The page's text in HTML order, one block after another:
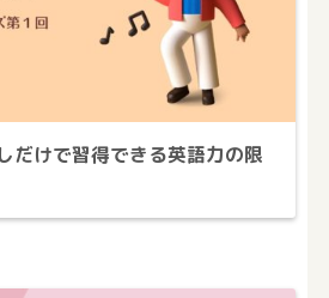
だけで習得できる英語力の限